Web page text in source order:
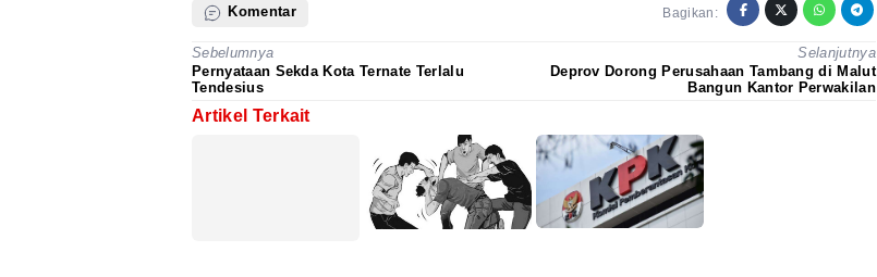
Komentar Bagikan:
Sebelumnya
Pernyataan Sekda Kota Ternate Terlalu
Tendesius
Selanjutnya
Deprov Dorong Perusahaan Tambang di Malut
Bangun Kantor Perwakilan
Artikel Terkait